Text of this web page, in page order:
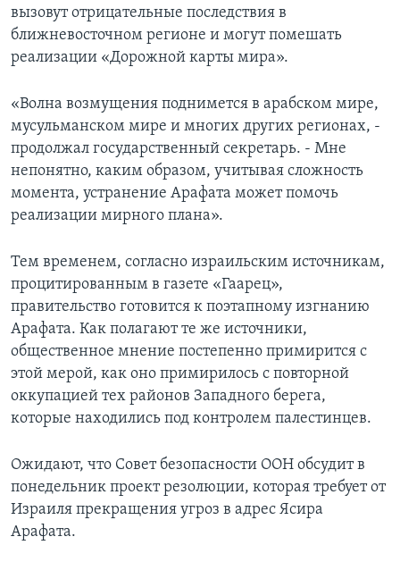
вызовут отрицательные последствия в
ближневосточном регионе и могут помешать
реализации «Дорожной карты мира».
«Волна возмущения поднимется в арабском мире,
мусульманском мире и многих других регионах, -
продолжал государственный секретарь. - Мне
непонятно, каким образом, учитывая сложность
момента, устранение Арафата может помочь
реализации мирного плана».
Тем временем, согласно израильским источникам,
процитированным в газете «Гаарец»,
правительство готовится к поэтапному изгнанию
Арафата. Как полагают те же источники,
общественное мнение постепенно примирится с
этой мерой, как оно примирилось с повторной
оккупацией тех районов Западного берега,
которые находились под контролем палестинцев.
Ожидают, что Совет безопасности ООН обсудит в
понедельник проект резолюции, которая требует от
Израиля прекращения угроз в адрес Ясира
Арафата.